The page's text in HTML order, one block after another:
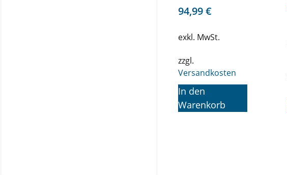
94,99€
exkl. MwSt.
zzgl.
Versandkosten
In den
Warenkorb